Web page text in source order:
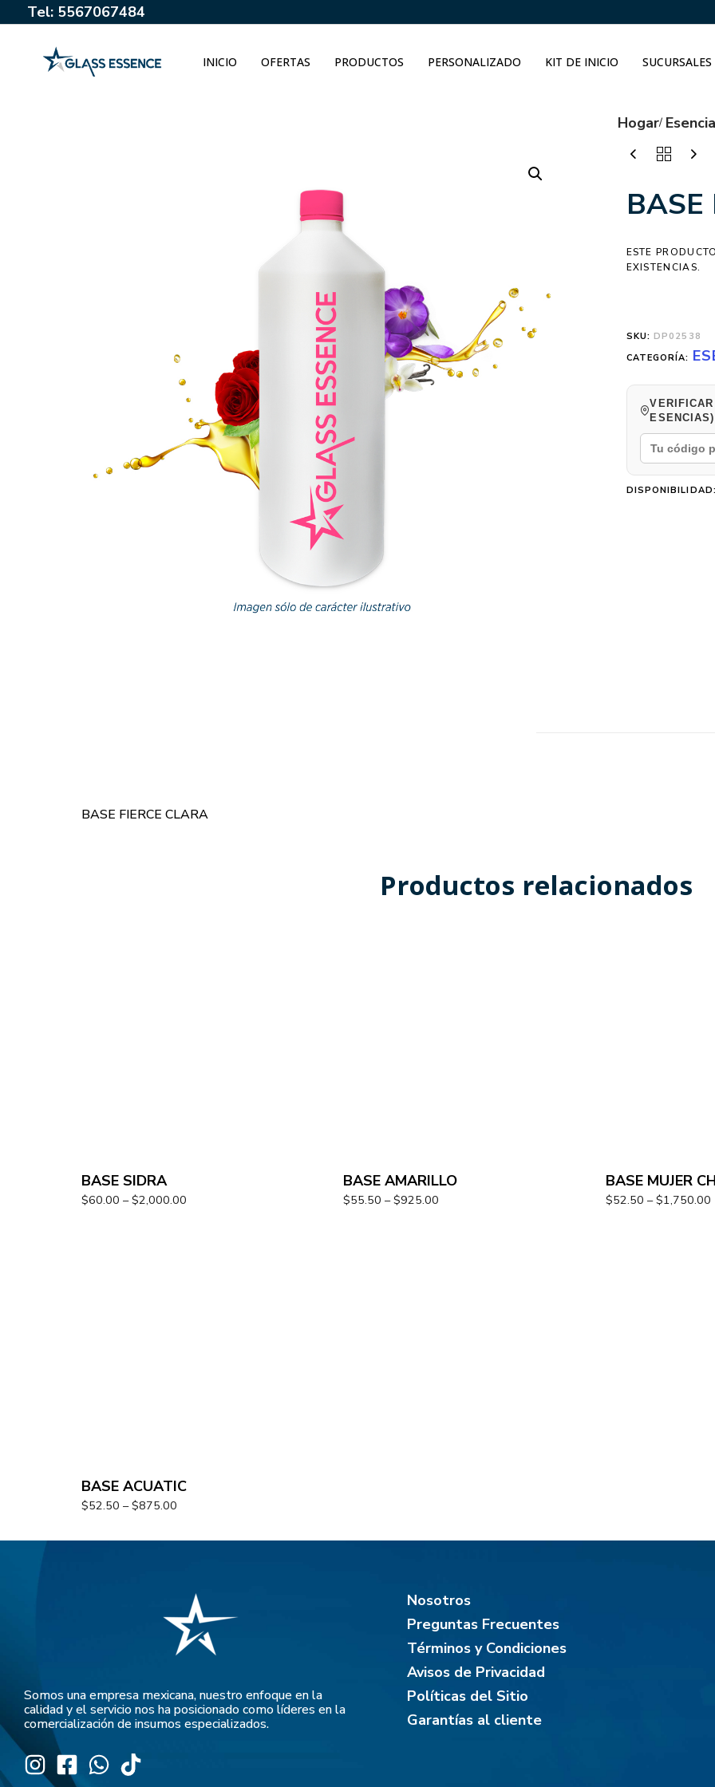
Tel: 5567067484
INICIO OFERTAS PRODUCTOS PERSONALIZADO KIT DE INICIO SUCURSALES
Hogar
BASE
ESTE
EXISTENCIAS.
SKU: DP02538
CATEGORÍA:
ESENCIAS)
BASE FIERCE CLARA
Productos relacionados
BASE SIDRA
$60.00 – $2,000.00
BASE AMARILLO
$55.50 – $925.00
BASE MUJER
$52.50 – $1,750.00
BASE ACUATIC
$52.50 – $875.00
Somos una empresa mexicana, nuestro enfoque en la
calidad y el servicio nos ha posicionado como líderes en la
comercialización de insumos especializados.
Nosotros
Preguntas Frecuentes
Términos y Condiciones
Avisos de Privacidad
Políticas del Sitio
Garantías al cliente